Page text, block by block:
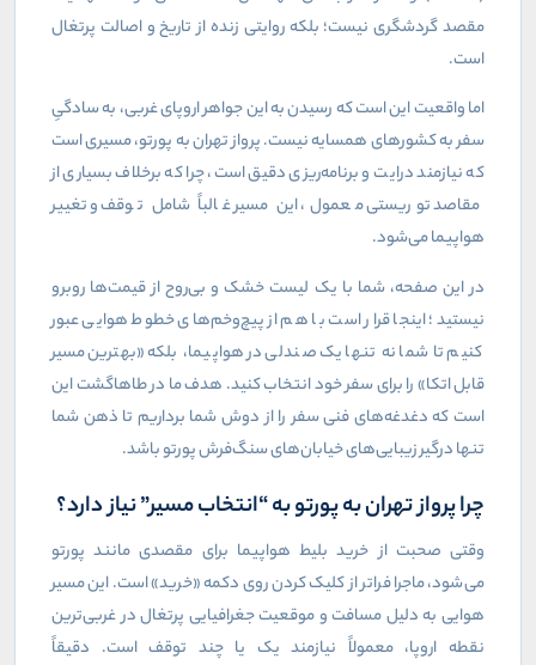
مقصد گردشگری نیست؛ بلکه روایتی زنده از تاریخ و اصالت پرتغال
است.
اما واقعیت این است که رسیدن به این جواهر اروپای غربی، به سادگیِ
سفر به کشورهای همسایه نیست. پرواز تهران به پورتو، مسیری است
که نیازمند درایت و برنامه‌ریزی دقیق است، چرا که برخلاف بسیاری از
مقاصد توریستی معمول، این مسیر غالباً شامل توقف و تغییر
هواپیما می‌شود.
در این صفحه، شما با یک لیست خشک و بی‌روح از قیمت‌ها روبرو
نیستید؛ اینجا قرار است با هم از پیچ‌وخم‌های خطوط هوایی عبور
کنیم تا شما نه تنها یک صندلی در هواپیما، بلکه «بهترین مسیر
قابل اتکا» را برای سفر خود انتخاب کنید. هدف ما در طاهاگشت این
است که دغدغه‌های فنی سفر را از دوش شما برداریم تا ذهن شما
تنها درگیر زیبایی‌های خیابان‌های سنگ‌فرش پورتو باشد.
چرا پرواز تهران به پورتو به “انتخاب مسیر” نیاز دارد؟
وقتی صحبت از خرید بلیط هواپیما برای مقصدی مانند پورتو
می‌شود، ماجرا فراتر از کلیک کردن روی دکمه «خرید» است. این مسیر
هوایی به دلیل مسافت و موقعیت جغرافیایی پرتغال در غربی‌ترین
نقطه اروپا، معمولاً نیازمند یک یا چند توقف است. دقیقاً